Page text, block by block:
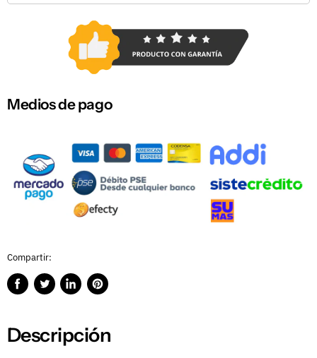
Medios de pago
Compartir:
CompartirPublicarCompartirGuardar
Descripción